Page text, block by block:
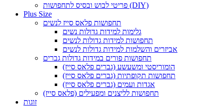
פריטי לבוש ובסיס לתחפושות (DIY)
Plus Size
תחפושות פלאס סייז לנשים
גלימות למידות גדולות נשים
תחפושות למידות גדולות לנשים
אביזרים והשלמות למידות גדולות לנשים
תחפושות פורים במידות גדולות גברים
הומוריסטי ומשעשע (גברים פלאס סייז)
תחפושות תקופתיות (גברים פלאס סייז)
אגדות ועמים (גברים פלאס סייז)
תחפושות לליצנים ומפעילים (פלאס סייז)
זוגות